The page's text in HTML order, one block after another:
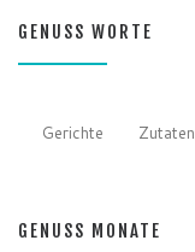
GENUSS WORTE
Gerichte Zutaten
GENUSS MONATE